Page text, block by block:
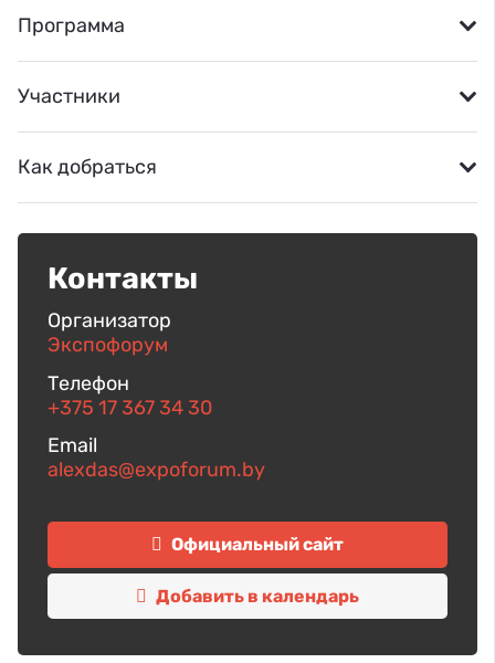
Программа
Участники
Как добраться
Контакты
Организатор
Экспофорум
Телефон
+375 17 367 34 30
Email
alexdas@expoforum.by
Официальный сайт
Добавить в календарь